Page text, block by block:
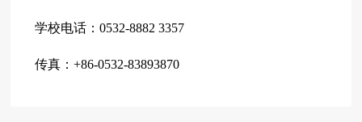
学校电话：0532-8882 3357
传真：+86-0532-83893870